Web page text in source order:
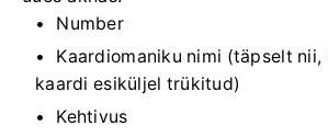
Number
Kaardiomaniku nimi (täpselt nii,
kaardi esiküljel trükitud)
Kehtivus